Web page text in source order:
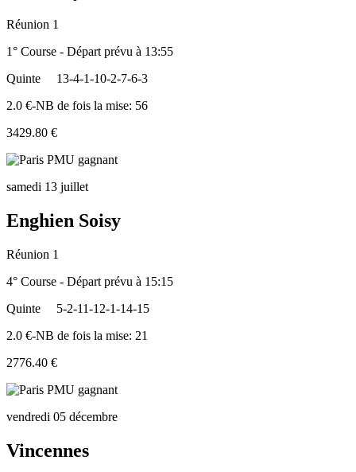
Réunion 1
1° Course - Départ prévu à 13:55
Quinte
13-4-1-10-2-7-6-3
2.0 €-NB de fois la mise: 56
3429.80 €
samedi 13 juillet
Enghien Soisy
Réunion 1
4° Course - Départ prévu à 15:15
Quinte
5-2-11-12-1-14-15
2.0 €-NB de fois la mise: 21
2776.40 €
vendredi 05 décembre
Vincennes